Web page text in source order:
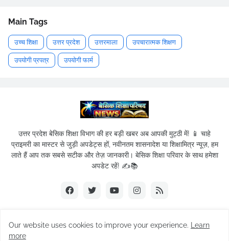
Main Tags
उच्च शिक्षा उत्तर प्रदेश उत्तरमाला उपचारात्मक शिक्षण
उपयोगी प्रपत्र उपयोगी फार्म
उत्तर प्रदेश बेसिक शिक्षा विभाग की हर बड़ी खबर अब आपकी मुट्ठी में! 📱 चाहे
प्राइमरी का मास्टर से जुड़ी अपडेट्स हों, नवीनतम शासनादेश या शिक्षामित्र न्यूज़, हम
लाते हैं आप तक सबसे सटीक और तेज़ जानकारी। बेसिक शिक्षा परिवार के साथ हमेशा
अपडेट रहें! ✍️📚
© 2019-2026
Our website uses cookies to improve your experience.
Learn
more